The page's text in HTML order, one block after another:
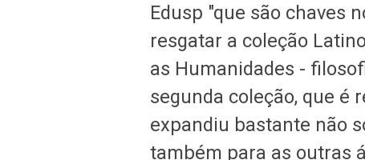
Edusp "que são chaves
resgatar a coleção
as Humanidades -
segunda coleção, que é
expandiu bastante não
também para as outras